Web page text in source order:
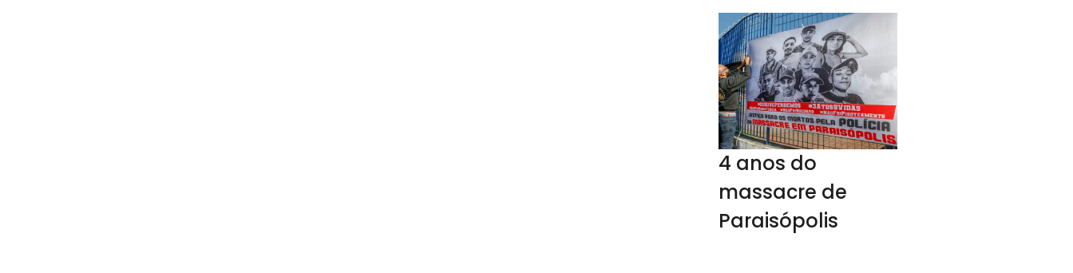
próximo ano
4 anos do
massacre de
Paraisópolis